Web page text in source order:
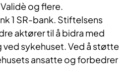
og flere.
1 SR-bank. Stiftelsens
aktører til å bidra med
sykehuset. Ved å støtte
ansatte og forbedrer